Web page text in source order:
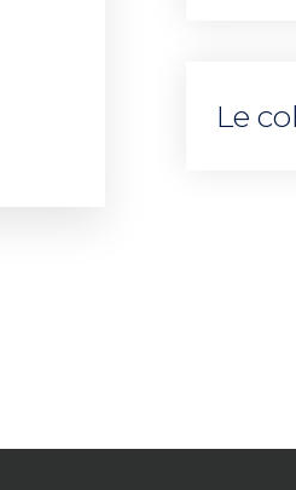
Le